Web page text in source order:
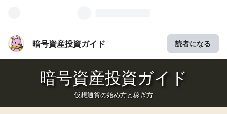
暗号資産投資ガイド 読者になる
暗号資産投資ガイド
仮想通貨の始め方と稼ぎ方